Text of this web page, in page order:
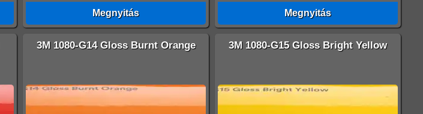
Megnyitás Megnyitás
3M 1080-G14 Gloss Burnt Orange 3M 1080-G15 Gloss Bright Yellow